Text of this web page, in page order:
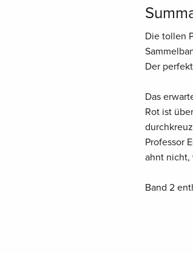
Die tollen
Der
Das
Rot ist
Professor
ahnt nicht,
Band 2